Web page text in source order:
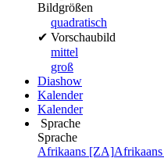
Bildgrößen
quadratisch
✔ Vorschaubild
mittel
groß
Diashow
Kalender
Kalender
Sprache
Sprache
Afrikaans [ZA]Afrikaans